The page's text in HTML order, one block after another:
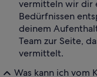
vermitteln wir dir
Bedürfnissen
deinem
Team zur Seite,
vermittelt.
Was kann ich vom